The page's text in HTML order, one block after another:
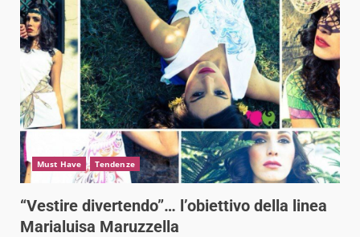
Must Have Tendenze
“Vestire divertendo”… l’obiettivo della linea
Marialuisa Maruzzella